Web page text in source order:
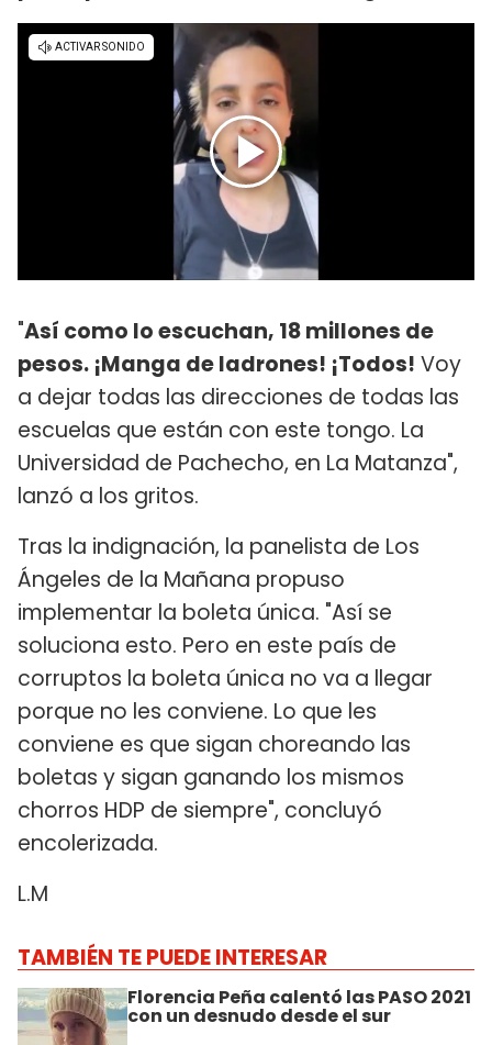
"Así como lo escuchan, 18 millones de
pesos. ¡Manga de ladrones! ¡Todos! Voy
a dejar todas las direcciones de todas las
escuelas que están con este tongo. La
Universidad de Pachecho, en La Matanza",
lanzó a los gritos.
Tras la indignación, la panelista de Los
Ángeles de la Mañana propuso
implementar la boleta única. "Así se
soluciona esto. Pero en este país de
corruptos la boleta única no va a llegar
porque no les conviene. Lo que les
conviene es que sigan choreando las
boletas y sigan ganando los mismos
chorros HDP de siempre", concluyó
encolerizada.
L.M
TAMBIÉN TE PUEDE INTERESAR
Florencia Peña calentó las PASO 2021
con un desnudo desde el sur